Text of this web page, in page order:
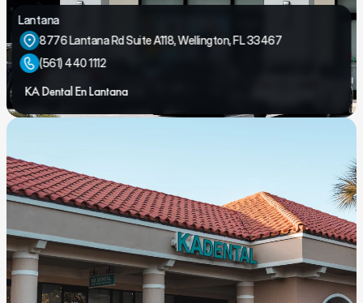
Lantana
8776 Lantana Rd Suite A118, Wellington, FL 33467
(561) 440 1112
KA Dental En Lantana